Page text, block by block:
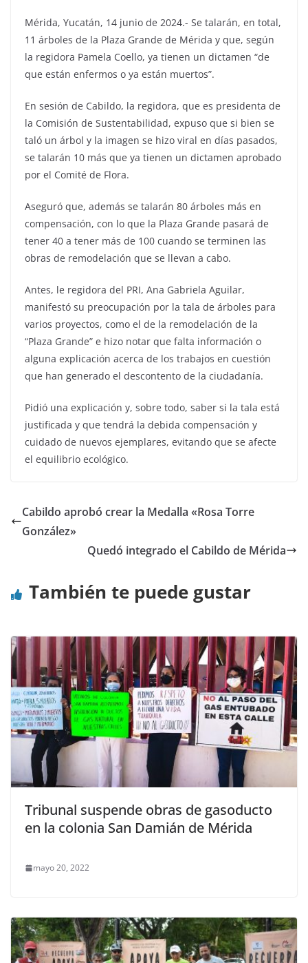
Mérida, Yucatán, 14 junio de 2024.- Se talarán, en total,
11 árboles de la Plaza Grande de Mérida y que, según
la regidora Pamela Coello, ya tienen un dictamen “de
que están enfermos o ya están muertos”.
En sesión de Cabildo, la regidora, que es presidenta de
la Comisión de Sustentabilidad, expuso que si bien se
taló un árbol y la imagen se hizo viral en días pasados,
se talarán 10 más que ya tienen un dictamen aprobado
por el Comité de Flora.
Aseguró que, además se talarán 80 árboles más en
compensación, con lo que la Plaza Grande pasará de
tener 40 a tener más de 100 cuando se terminen las
obras de remodelación que se llevan a cabo.
Antes, le regidora del PRI, Ana Gabriela Aguilar,
manifestó su preocupación por la tala de árboles para
varios proyectos, como el de la remodelación de la
“Plaza Grande” e hizo notar que falta información o
alguna explicación acerca de los trabajos en cuestión
que han generado el descontento de la ciudadanía.
Pidió una explicación y, sobre todo, saber si la tala está
justificada y que tendrá la debida compensación y
cuidado de nuevos ejemplares, evitando que se afecte
el equilibrio ecológico.
Cabildo aprobó crear la Medalla «Rosa Torre
González»
Quedó integrado el Cabildo de Mérida
También te puede gustar
Tribunal suspende obras de gasoducto
en la colonia San Damián de Mérida
mayo 20, 2022